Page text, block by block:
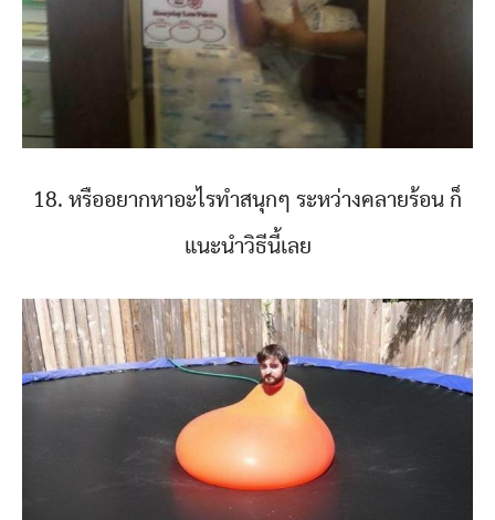
18. หรืออยากหาอะไรทำสนุกๆ ระหว่างคลายร้อน ก็
แนะนำวิธีนี้เลย